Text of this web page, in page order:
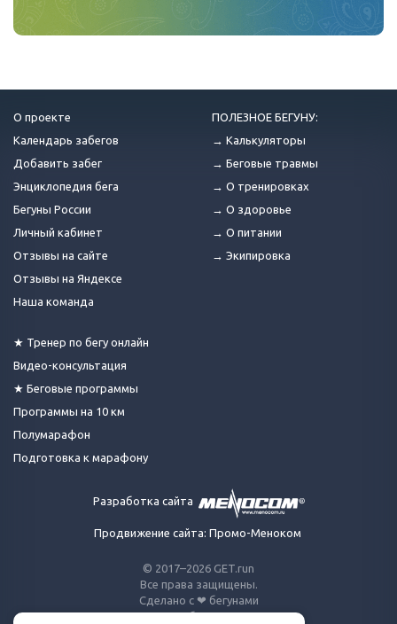
© 2017–2026 GET.run
Все права защищены.
Сделано с ❤ бегунами
для бегунов
О проекте
Календарь забегов
Добавить забег
Энциклопедия бега
Бегуны России
Личный кабинет
Отзывы на сайте
Отзывы на Яндексе
Наша команда
★ Тренер по бегу онлайн
Видео-консультация
★ Беговые программы
Программы на 10 км
Полумарафон
Подготовка к марафону
ПОЛЕЗНОЕ БЕГУНУ:
→ Калькуляторы
→ Беговые травмы
→ О тренировках
→ О здоровье
→ О питании
→ Экипировка
Разработка сайта
Продвижение сайта: Промо-Меноком